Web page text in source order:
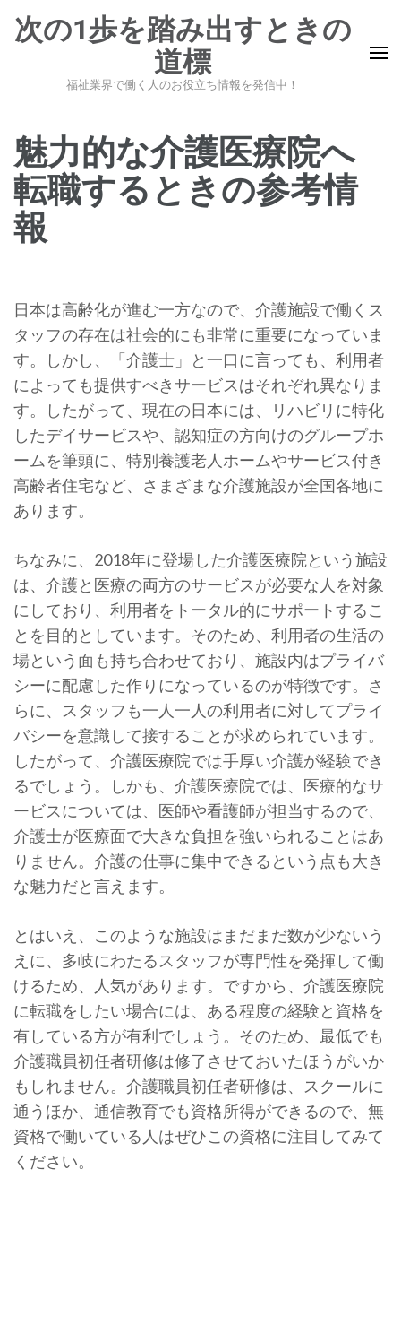
ス
キ
プ
す)
次の1歩を踏み出すときの
道標
福祉業界で働く人のお役立ち情報を発信中！
魅力的な介護医療院へ
転職するときの参考情
報
日本は高齢化が進む一方なので、介護施設で働くス
タッフの存在は社会的にも非常に重要になっていま
す。しかし、「介護士」と一口に言っても、利用者
によっても提供すべきサービスはそれぞれ異なりま
す。したがって、現在の日本には、リハビリに特化
したデイサービスや、認知症の方向けのグループホ
ームを筆頭に、特別養護老人ホームやサービス付き
高齢者住宅など、さまざまな介護施設が全国各地に
あります。
ちなみに、2018年に登場した介護医療院という施設
は、介護と医療の両方のサービスが必要な人を対象
にしており、利用者をトータル的にサポートするこ
とを目的としています。そのため、利用者の生活の
場という面も持ち合わせており、施設内はプライバ
シーに配慮した作りになっているのが特徴です。さ
らに、スタッフも一人一人の利用者に対してプライ
バシーを意識して接することが求められています。
したがって、介護医療院では手厚い介護が経験でき
るでしょう。しかも、介護医療院では、医療的なサ
ービスについては、医師や看護師が担当するので、
介護士が医療面で大きな負担を強いられることはあ
りません。介護の仕事に集中できるという点も大き
な魅力だと言えます。
とはいえ、このような施設はまだまだ数が少ないう
えに、多岐にわたるスタッフが専門性を発揮して働
けるため、人気があります。ですから、介護医療院
に転職をしたい場合には、ある程度の経験と資格を
有している方が有利でしょう。そのため、最低でも
介護職員初任者研修は修了させておいたほうがいか
もしれません。介護職員初任者研修は、スクールに
通うほか、通信教育でも資格所得ができるので、無
資格で働いている人はぜひこの資格に注目してみて
ください。